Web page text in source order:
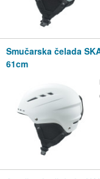
Smučarska čelada
61cm